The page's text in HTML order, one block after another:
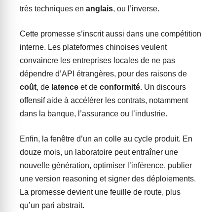
très techniques en anglais, ou l’inverse.
Cette promesse s’inscrit aussi dans une compétition
interne. Les plateformes chinoises veulent
convaincre les entreprises locales de ne pas
dépendre d’API étrangères, pour des raisons de
coût, de latence et de conformité. Un discours
offensif aide à accélérer les contrats, notamment
dans la banque, l’assurance ou l’industrie.
Enfin, la fenêtre d’un an colle au cycle produit. En
douze mois, un laboratoire peut entraîner une
nouvelle génération, optimiser l’inférence, publier
une version reasoning et signer des déploiements.
La promesse devient une feuille de route, plus
qu’un pari abstrait.